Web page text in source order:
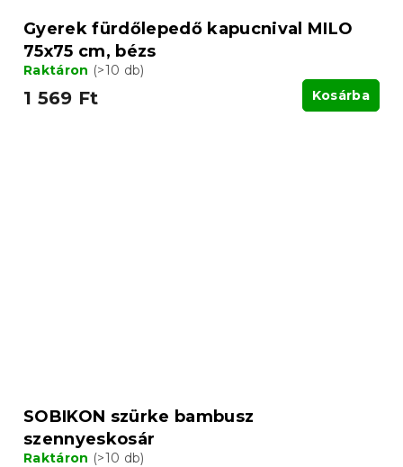
Gyerek fürdőlepedő kapucnival MILO
75x75 cm, bézs
Raktáron (>10 db)
1 569 Ft Kosárba
SOBIKON szürke bambusz
szennyeskosár
Raktáron (>10 db)